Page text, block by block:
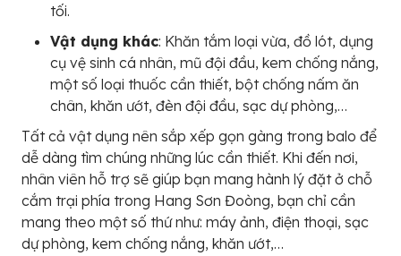
tối.
Vật dụng khác: Khăn tắm loại vừa, đồ lót, dụng
cụ vệ sinh cá nhân, mũ đội đầu, kem chống nắng,
một số loại thuốc cần thiết, bột chống nấm ăn
chân, khăn ướt, đèn đội đầu, sạc dự phòng,…
Tất cả vật dụng nên sắp xếp gọn gàng trong balo để
dễ dàng tìm chúng những lúc cần thiết. Khi đến nơi,
nhân viên hỗ trợ sẽ giúp bạn mang hành lý đặt ở chỗ
cắm trại phía trong Hang Sơn Đoòng, bạn chỉ cần
mang theo một số thứ như: máy ảnh, điện thoại, sạc
dự phòng, kem chống nắng, khăn ướt,…